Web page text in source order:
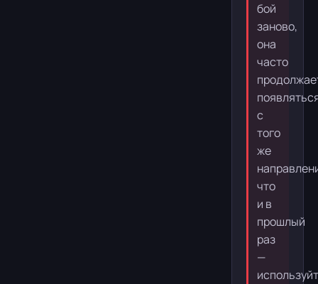
бой
заново,
она
часто
с
того
же
что
и в
прошлый
раз
—